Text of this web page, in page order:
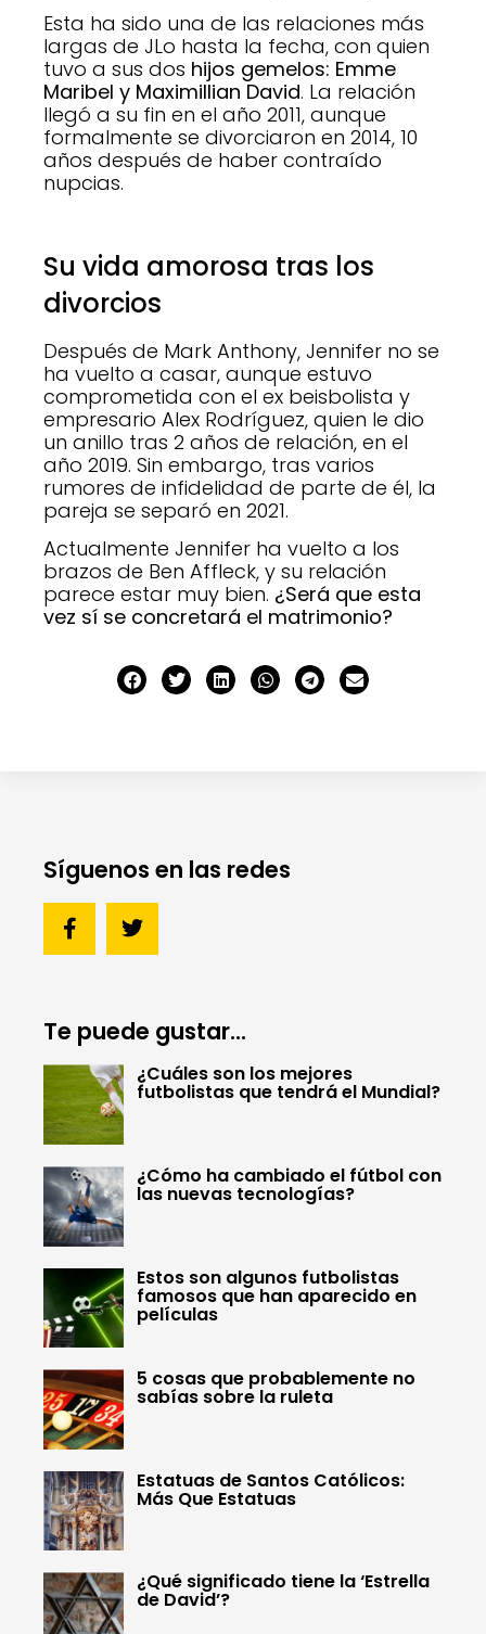
Esta ha sido una de las relaciones más
largas de JLo hasta la fecha, con quien
tuvo a sus dos hijos gemelos: Emme
Maribel y Maximillian David. La relación
llegó a su fin en el año 2011, aunque
formalmente se divorciaron en 2014, 10
años después de haber contraído
nupcias.
Su vida amorosa tras los
divorcios
Después de Mark Anthony, Jennifer no se
ha vuelto a casar, aunque estuvo
comprometida con el ex beisbolista y
empresario Alex Rodríguez, quien le dio
un anillo tras 2 años de relación, en el
año 2019. Sin embargo, tras varios
rumores de infidelidad de parte de él, la
pareja se separó en 2021.
Actualmente Jennifer ha vuelto a los
brazos de Ben Affleck, y su relación
parece estar muy bien. ¿Será que esta
vez sí se concretará el matrimonio?
Síguenos en las redes
Te puede gustar...
¿Cuáles son los mejores
futbolistas que tendrá el Mundial?
¿Cómo ha cambiado el fútbol con
las nuevas tecnologías?
Estos son algunos futbolistas
famosos que han aparecido en
películas
5 cosas que probablemente no
sabías sobre la ruleta
Estatuas de Santos Católicos:
Más Que Estatuas
¿Qué significado tiene la ‘Estrella
de David’?